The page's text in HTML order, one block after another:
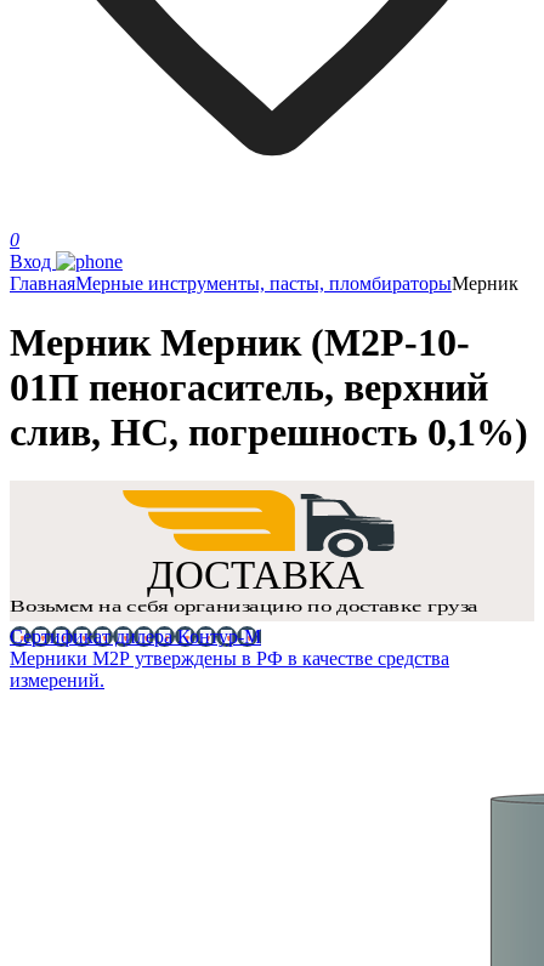
0
Вход
ГлавнаяМерные инструменты, пасты, пломбираторыМерник
Мерник Мерник (М2Р-10-
01П пеногаситель, верхний
слив, НС, погрешность 0,1%)
Сертификат дилера Контур-М
Мерники М2Р утверждены в РФ в качестве средства
измерений.